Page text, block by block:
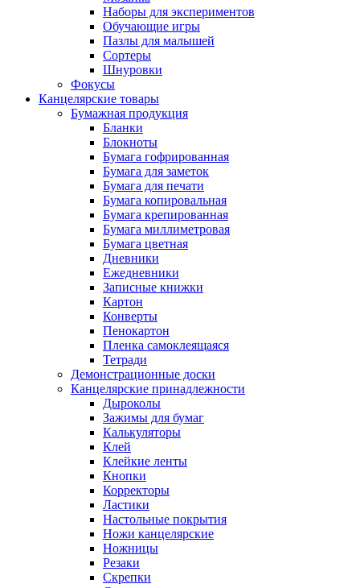
Наборы для экспериментов
Обучающие игры
Пазлы для малышей
Сортеры
Шнуровки
Фокусы
Канцелярские товары
Бумажная продукция
Бланки
Блокноты
Бумага гофрированная
Бумага для заметок
Бумага для печати
Бумага копировальная
Бумага крепированная
Бумага миллиметровая
Бумага цветная
Дневники
Ежедневники
Записные книжки
Картон
Конверты
Пенокартон
Пленка самоклеящаяся
Тетради
Демонстрационные доски
Канцелярские принадлежности
Дыроколы
Зажимы для бумаг
Калькуляторы
Клей
Клейкие ленты
Кнопки
Корректоры
Ластики
Настольные покрытия
Ножи канцелярские
Ножницы
Резаки
Скрепки